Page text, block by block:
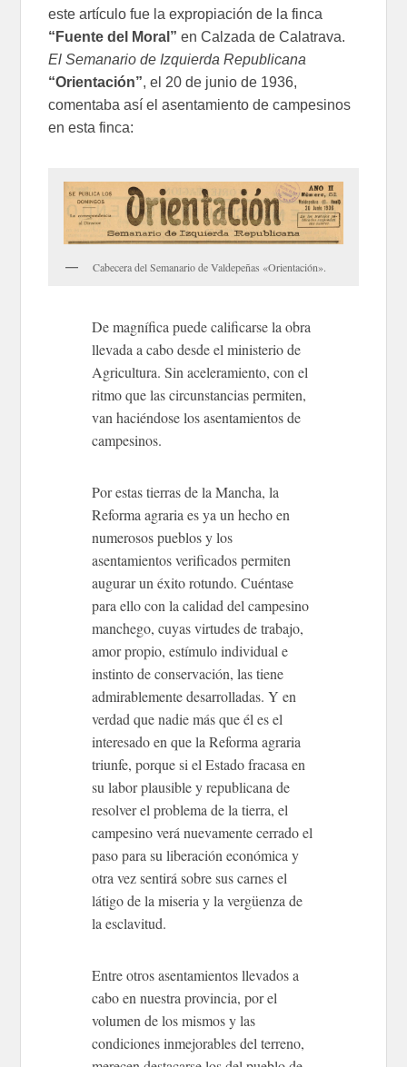
este artículo fue la expropiación de la finca
“Fuente del Moral” en Calzada de Calatrava.
El Semanario de Izquierda Republicana
“Orientación”, el 20 de junio de 1936,
comentaba así el asentamiento de campesinos
en esta finca:
Cabecera del Semanario de Valdepeñas «Orientación».
De magnífica puede calificarse la obra
llevada a cabo desde el ministerio de
Agricultura. Sin aceleramiento, con el
ritmo que las circunstancias permiten,
van haciéndose los asentamientos de
campesinos.
Por estas tierras de la Mancha, la
Reforma agraria es ya un hecho en
numerosos pueblos y los
asentamientos verificados permiten
augurar un éxito rotundo. Cuéntase
para ello con la calidad del campesino
manchego, cuyas virtudes de trabajo,
amor propio, estímulo individual e
instinto de conservación, las tiene
admirablemente desarrolladas. Y en
verdad que nadie más que él es el
interesado en que la Reforma agraria
triunfe, porque si el Estado fracasa en
su labor plausible y republicana de
resolver el problema de la tierra, el
campesino verá nuevamente cerrado el
paso para su liberación económica y
otra vez sentirá sobre sus carnes el
látigo de la miseria y la vergüenza de
la esclavitud.
Entre otros asentamientos llevados a
cabo en nuestra provincia, por el
volumen de los mismos y las
condiciones inmejorables del terreno,